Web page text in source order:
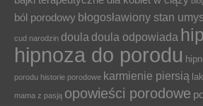
ból porodowy błogosławiony stan
cud narodzin doula doula odpowiada
hipnoza do porodu
porodu historie porodowe karmienie piersią
mama z pasją opowieści porodowe